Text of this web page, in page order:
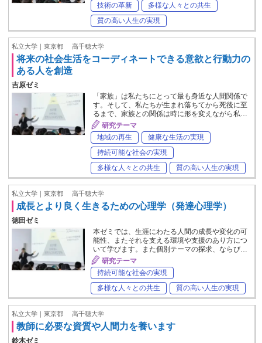
技術の革新
多様な人々との共生
質の高い人生の実現
私立大学｜東京都 高千穂大学
将来の社会生活をコーディネートできる意欲と行動力の
ある人を創造
吉原ゼミ
「家族」は私たちにとって最も身近な人間関係で
す。そして、私たちが生まれ落ちてから死後に至
るまで、家族との関係は時に形を変えながら私…
研究テーマ
地域の再生
健康な生活の実現
持続可能な社会の実現
多様な人々との共生
質の高い人生の実現
私立大学｜東京都 高千穂大学
成長とより良く生きるための心理学（発達心理学）
徳田ゼミ
本ゼミでは、生涯にわたる人間の成長や変化の可
能性、またそれを支える環境や支援のあり方につ
いて学びます。また個別テーマの探求、ならび…
研究テーマ
持続可能な社会の実現
多様な人々との共生
質の高い人生の実現
私立大学｜東京都 高千穂大学
教師に必要な資質や人間力を養います
鈴木ゼミ